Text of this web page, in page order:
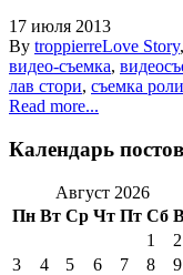
17 июля 2013
By troppierreLove Story,
видео-съемка,
лав стори, съемка
Read more...
Календарь постов
Август 2026
Пн Вт Ср Чт Пт Сб
1
2
3
4 5 6 7 8
9